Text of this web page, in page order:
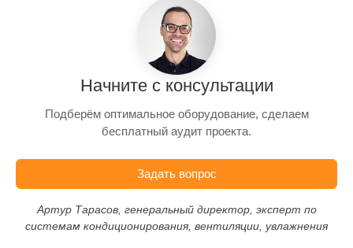
Начните с консультации
Подберём оптимальное оборудование, сделаем
бесплатный аудит проекта.
Задать вопрос
Артур Тарасов, генеральный директор, эксперт по
системам кондиционирования, вентиляции, увлажнения